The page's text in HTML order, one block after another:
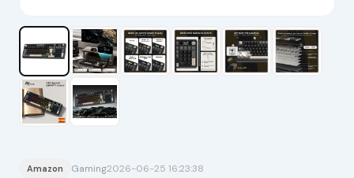
Amazon Gaming2026-06-25 16:23:38